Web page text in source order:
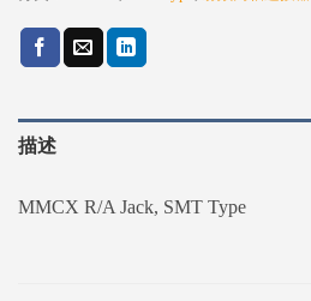
描述
MMCX R/A Jack, SMT Type